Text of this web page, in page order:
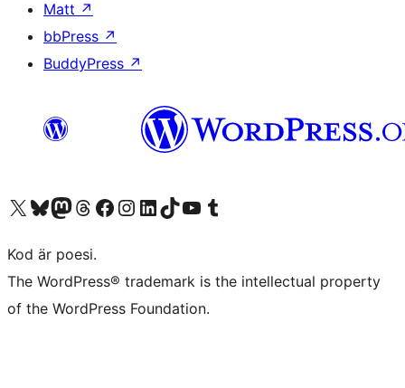
Matt ↗
bbPress ↗
BuddyPress ↗
Besök vår X-konto (f.d. Twitter)
Besök vårt Bluesky-konto
Besök vårt Mastodon-konto
Besök vårt Thread-konto
Besök vår Facebook-sidaBesök vårt Instagram-konto
Besök vårt LinkedIn-konto
Besök vårt TikTok-konto
Besök vår YouTube-kanalBesök vårt Tumblr-konto
Kod är poesi.
The WordPress® trademark is the intellectual property
of the WordPress Foundation.